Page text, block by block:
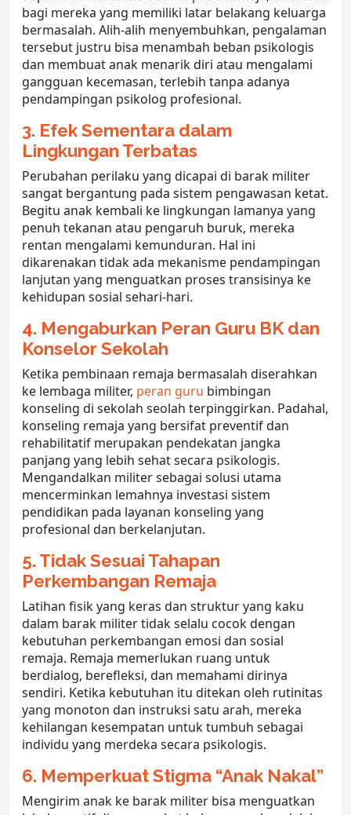
bagi mereka yang memiliki latar belakang keluarga
bermasalah. Alih-alih menyembuhkan, pengalaman
tersebut justru bisa menambah beban psikologis
dan membuat anak menarik diri atau mengalami
gangguan kecemasan, terlebih tanpa adanya
pendampingan psikolog profesional.
3. Efek Sementara dalam
Lingkungan Terbatas
Perubahan perilaku yang dicapai di barak militer
sangat bergantung pada sistem pengawasan ketat.
Begitu anak kembali ke lingkungan lamanya yang
penuh tekanan atau pengaruh buruk, mereka
rentan mengalami kemunduran. Hal ini
dikarenakan tidak ada mekanisme pendampingan
lanjutan yang menguatkan proses transisinya ke
kehidupan sosial sehari-hari.
4. Mengaburkan Peran Guru BK dan
Konselor Sekolah
Ketika pembinaan remaja bermasalah diserahkan
ke lembaga militer, peran guru bimbingan
konseling di sekolah seolah terpinggirkan. Padahal,
konseling remaja yang bersifat preventif dan
rehabilitatif merupakan pendekatan jangka
panjang yang lebih sehat secara psikologis.
Mengandalkan militer sebagai solusi utama
mencerminkan lemahnya investasi sistem
pendidikan pada layanan konseling yang
profesional dan berkelanjutan.
5. Tidak Sesuai Tahapan
Perkembangan Remaja
Latihan fisik yang keras dan struktur yang kaku
dalam barak militer tidak selalu cocok dengan
kebutuhan perkembangan emosi dan sosial
remaja. Remaja memerlukan ruang untuk
berdialog, berefleksi, dan memahami dirinya
sendiri. Ketika kebutuhan itu ditekan oleh rutinitas
yang monoton dan instruksi satu arah, mereka
kehilangan kesempatan untuk tumbuh sebagai
individu yang merdeka secara psikologis.
6. Memperkuat Stigma “Anak Nakal”
Mengirim anak ke barak militer bisa menguatkan